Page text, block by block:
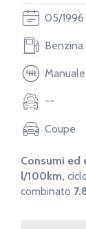
Lunghezza
425 cm
05/1996
Benzina
Manuale
--
Coupe
Consumi ed
l/100km,
combinato